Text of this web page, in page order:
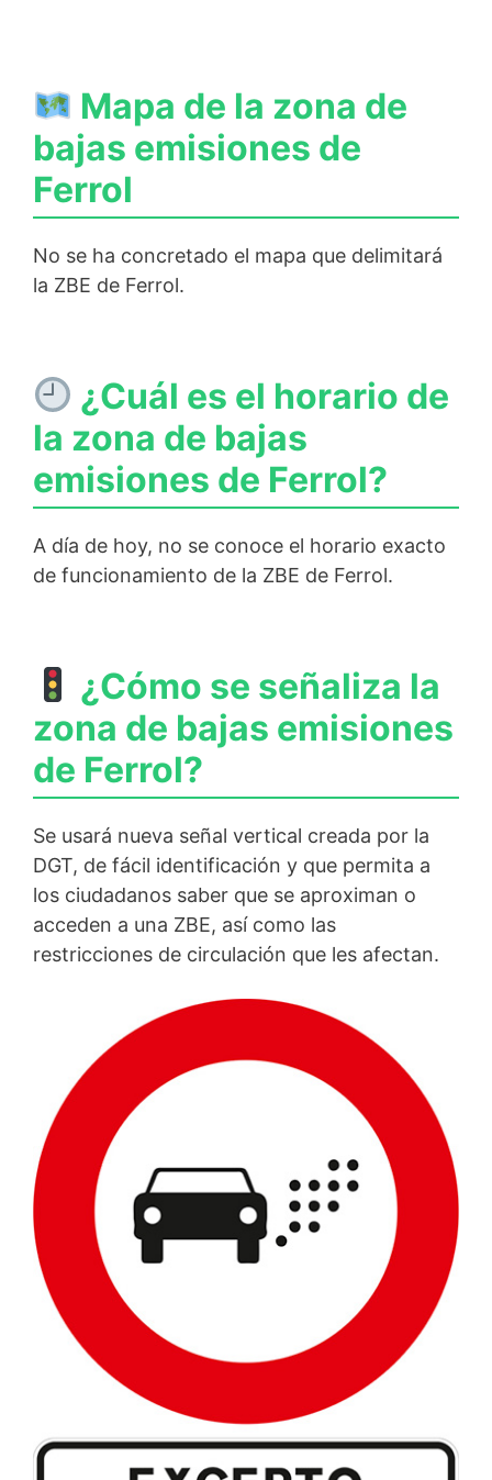
Mapa de la zona de
bajas emisiones de
Ferrol
No se ha concretado el mapa que delimitará
la ZBE de Ferrol.
¿Cuál es el horario de
la zona de bajas
emisiones de Ferrol?
A día de hoy, no se conoce el horario exacto
de funcionamiento de la ZBE de Ferrol.
¿Cómo se señaliza la
zona de bajas emisiones
de Ferrol?
Se usará nueva señal vertical creada por la
DGT, de fácil identificación y que permita a
los ciudadanos saber que se aproximan o
acceden a una ZBE, así como las
restricciones de circulación que les afectan.